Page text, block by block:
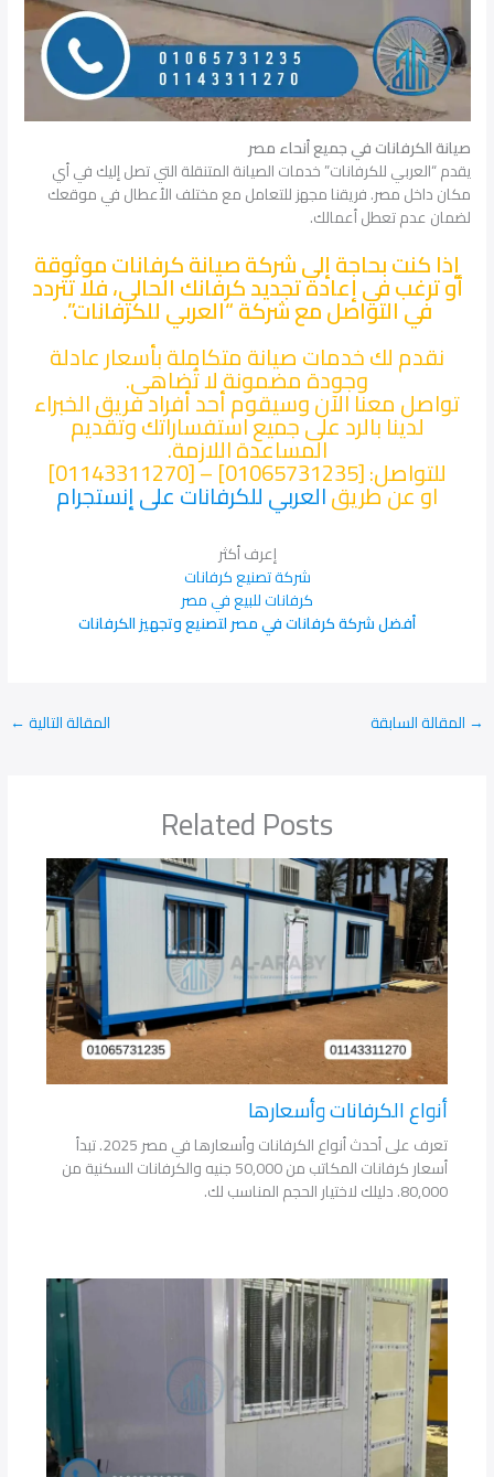
صيانة الكرفانات في جميع أنحاء مصر
يقدم “العربي للكرفانات” خدمات الصيانة المتنقلة التي تصل إليك في أي
مكان داخل مصر. فريقنا مجهز للتعامل مع مختلف الأعطال في موقعك
لضمان عدم تعطل أعمالك.
إذا كنت بحاجة إلى شركة صيانة كرفانات موثوقة
أو ترغب في إعادة تجديد كرفانك الحالي، فلا تتردد
في التواصل مع شركة “العربي للكرفانات”.
نقدم لك خدمات صيانة متكاملة بأسعار عادلة
وجودة مضمونة لا تُضاهى.
تواصل معنا الآن وسيقوم أحد أفراد فريق الخبراء
لدينا بالرد على جميع استفساراتك وتقديم
المساعدة اللازمة.
للتواصل: [01065731235] – [01143311270]
او عن طريقالعربي للكرفانات على إنستجرام
إعرف أكثر
شركة تصنيع كرفانات
كرفانات للبيع في مصر
أفضل شركة كرفانات في مصر لتصنيع وتجهيز الكرفانات
→ المقالة السابقة المقالة التالية←
Related Posts
أنواع الكرفانات وأسعارها
تعرف على أحدث أنواع الكرفانات وأسعارها في مصر 2025. تبدأ
أسعار كرفانات المكاتب من 50,000 جنيه والكرفانات السكنية من
80,000. دليلك لاختيار الحجم المناسب لك.